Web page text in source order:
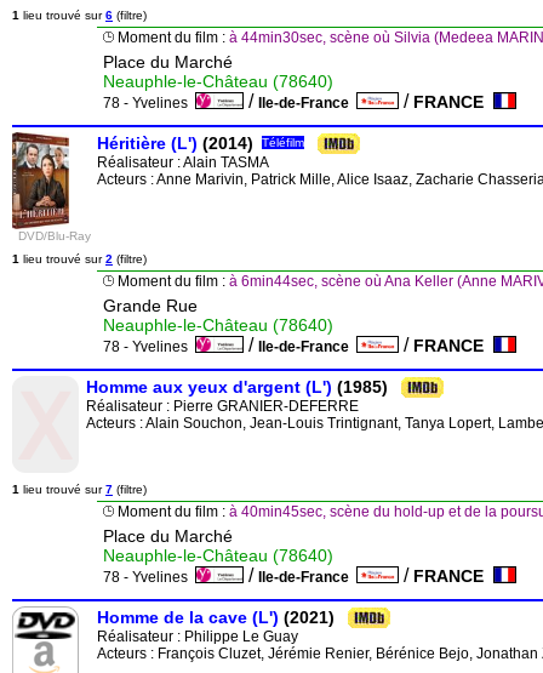
1 lieu trouvé sur6 (filtre)
Moment du film : à 44min30sec, scène où Silvia (Medeea
Place du Marché
Neauphle-le-Château (78640)
78 - Yvelines / Ile-de-France / FRANCE
DVD/Blu-Ray
Héritière (L') (2014) Téléfilm
Réalisateur :Alain TASMA
Acteurs : Anne Marivin, Patrick Mille, Alice Isaaz, Zacharie
1 lieu trouvé sur2 (filtre)
Moment du film : à 6min44sec, scène où Ana Keller (Anne
Grande Rue
Neauphle-le-Château (78640)
78 - Yvelines / Ile-de-France / FRANCE
Homme aux yeux d'argent (L') (1985)
Réalisateur : Pierre GRANIER-DEFERRE
Acteurs : Alain Souchon, Jean-Louis Trintignant, Tanya Lopert,
1 lieu trouvé sur7 (filtre)
Moment du film : à 40min45sec, scène du hold-up et de la
Place du Marché
Neauphle-le-Château (78640)
78 - Yvelines / Ile-de-France / FRANCE
Homme de la cave (L') (2021)
Réalisateur : Philippe Le Guay
Acteurs : François Cluzet, Jérémie Renier, Bérénice Bejo,